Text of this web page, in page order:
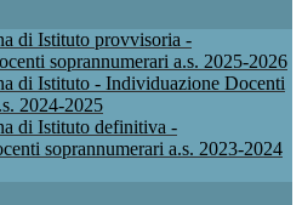
di Istituto provvisoria -
soprannumerari a.s. 2025-2026
di Istituto - Individuazione Docenti
2024-2025
di Istituto definitiva -
soprannumerari a.s. 2023-2024